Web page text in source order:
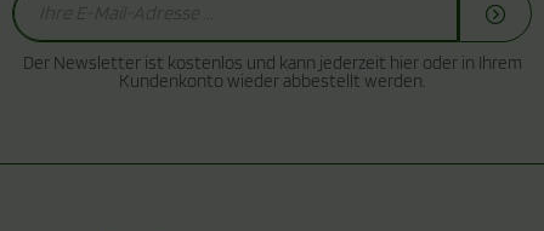
Der Newsletter ist kostenlos und kann jederzeit hier oder in Ihrem
Kundenkonto wieder abbestellt werden.